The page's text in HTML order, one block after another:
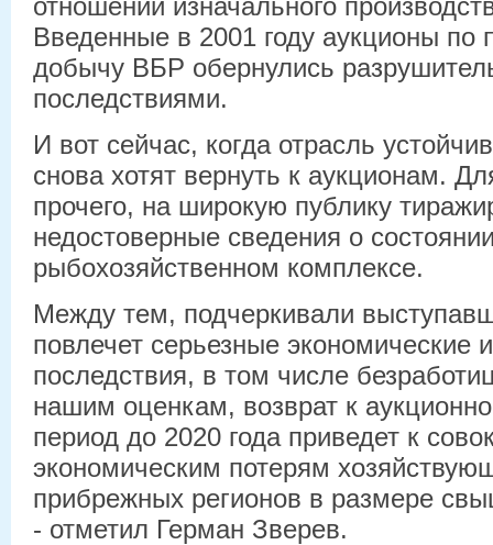
Введенные в 2001 году аукционы по
добычу ВБР обернулись
последствиями.
И вот сейчас, когда отрасль
снова хотят вернуть к аукционам.
прочего, на широкую публику
недостоверные сведения о
рыбохозяйственном комплексе.
Между тем, подчеркивали
повлечет серьезные экономические
последствия, в том числе
нашим оценкам, возврат к
период до 2020 года приведет к
экономическим потерям
прибрежных регионов в размере
- отметил Герман Зверев.